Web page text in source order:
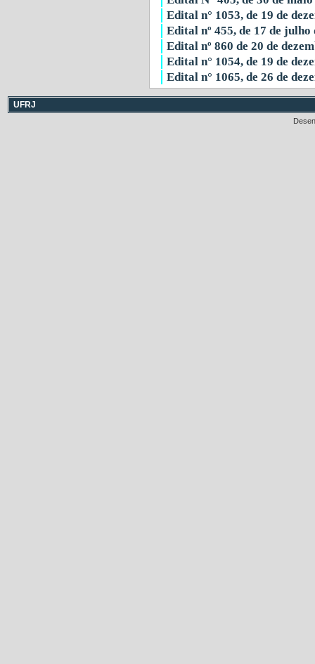
Edital n° 1053, de 19 de
Edital nº 455, de 17 de julho
Edital nº 860 de 20 de
Edital n° 1054, de 19 de
Edital n° 1065, de 26 de
UFRJ